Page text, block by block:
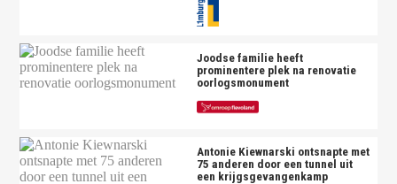
Joodse familie heeft
prominentere plek na renovatie
oorlogsmonument
Antonie Kiewnarski ontsnapte met
75 anderen door een tunnel uit
een krijgsgevangenkamp